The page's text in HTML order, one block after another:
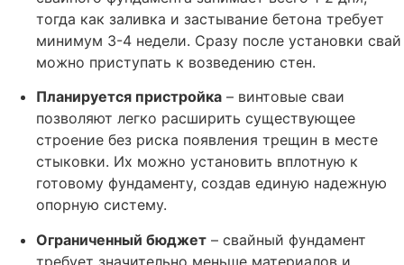
тогда как заливка и застывание бетона требует
минимум 3-4 недели. Сразу после установки свай
можно приступать к возведению стен.
Планируется пристройка – винтовые сваи
позволяют легко расширить существующее
строение без риска появления трещин в месте
стыковки. Их можно установить вплотную к
готовому фундаменту, создав единую надежную
опорную систему.
Ограниченный бюджет – свайный фундамент
требует значительно меньше материалов и